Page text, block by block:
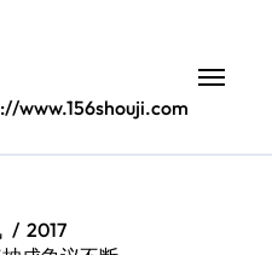
www.156shouji.com
2017